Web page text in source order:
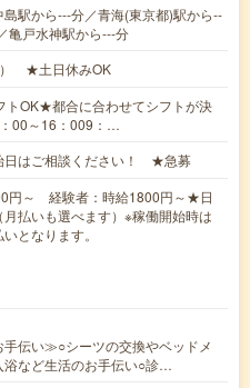
駅から---分／青海(東京都)駅から--
亀戸水神駅から---分
） ★土日休みOK
OK★都合に合わせてシフトが決
00～16：009：…
日はご相談ください！ ★急募
円～ 経験者：時給1800円～★日
払いも選べます）※稼働開始時は
となります。
伝い≫○シーツの交換やベッドメ
浴など生活のお手伝い○診…